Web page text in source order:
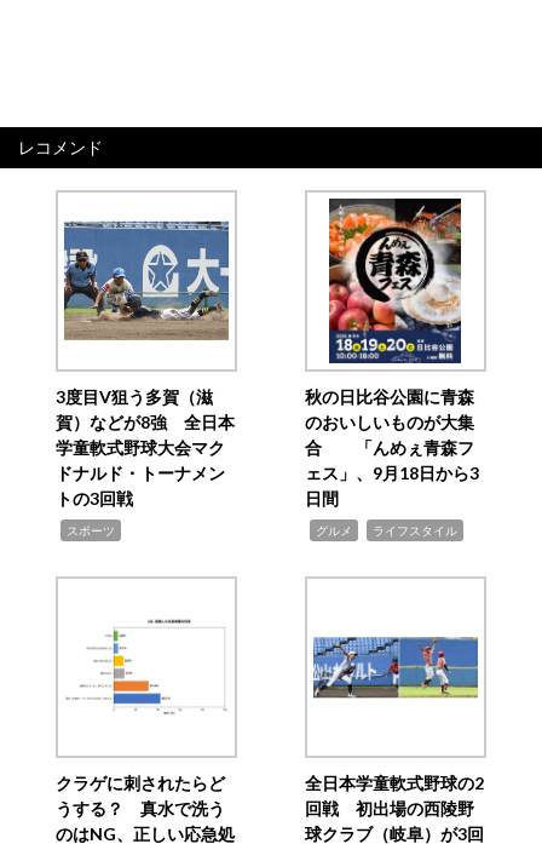
レコメンド
3度目V狙う多賀（滋
賀）などが8強 全日本
学童軟式野球大会マク
ドナルド・トーナメン
トの3回戦
スポーツ
秋の日比谷公園に青森
のおいしいものが大集
合 「んめぇ青森フ
ェス」、9月18日から3
日間
グルメ ライフスタイル
クラゲに刺されたらど
うする？ 真水で洗う
のはNG、正しい応急処
全日本学童軟式野球の2
回戦 初出場の西陵野
球クラブ（岐阜）が3回